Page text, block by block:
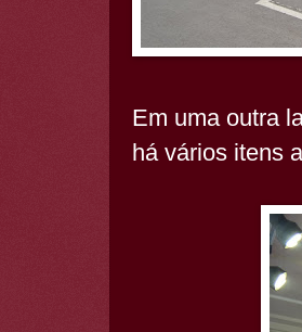
Em uma outra
há vários itens